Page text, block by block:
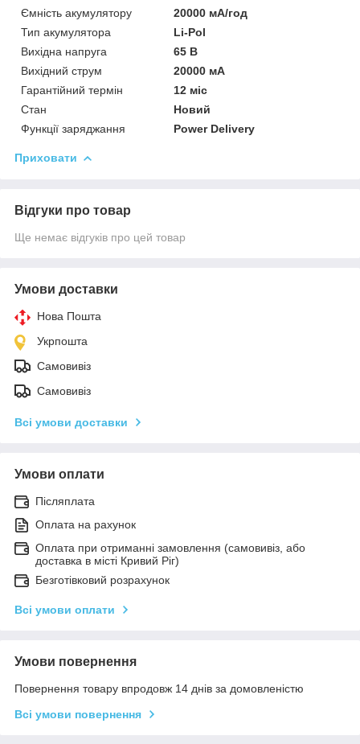
Ємність акумулятору
20000 мА/год
Тип акумулятора
Li-Pol
Вихідна напруга
65 В
Вихідний струм
20000 мА
Гарантійний термін
12 міс
Стан
Новий
Функції заряджання
Power Delivery
Приховати
Відгуки про товар
Ще немає відгуків про цей товар
Умови доставки
Нова Пошта
Укрпошта
Самовивіз
Самовивіз
Всі умови доставки
Умови оплати
Післяплата
Оплата на рахунок
Оплата при отриманні замовлення (самовивіз, або
доставка в місті Кривий Ріг)
Безготівковий розрахунок
Всі умови оплати
Умови повернення
Повернення товару впродовж 14 днів за домовленістю
Всі умови повернення